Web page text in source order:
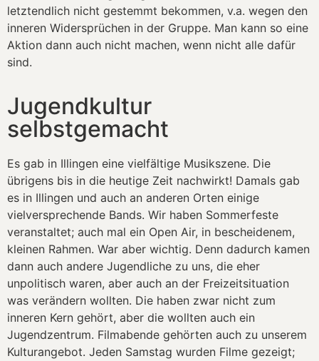
letztendlich nicht gestemmt bekommen, v.a. wegen den
inneren Widersprüchen in der Gruppe. Man kann so eine
Aktion dann auch nicht machen, wenn nicht alle dafür
sind.
Jugendkultur
selbstgemacht
Es gab in Illingen eine vielfältige Musikszene. Die
übrigens bis in die heutige Zeit nachwirkt! Damals gab
es in Illingen und auch an anderen Orten einige
vielversprechende Bands. Wir haben Sommerfeste
veranstaltet; auch mal ein Open Air, in bescheidenem,
kleinen Rahmen. War aber wichtig. Denn dadurch kamen
dann auch andere Jugendliche zu uns, die eher
unpolitisch waren, aber auch an der Freizeitsituation
was verändern wollten. Die haben zwar nicht zum
inneren Kern gehört, aber die wollten auch ein
Jugendzentrum. Filmabende gehörten auch zu unserem
Kulturangebot. Jeden Samstag wurden Filme gezeigt;